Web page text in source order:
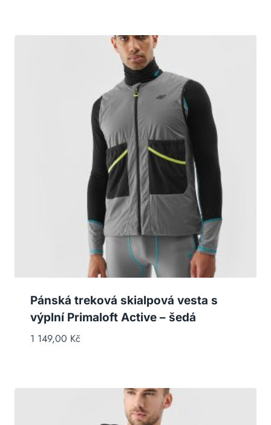
Pánská treková skialpová vesta s
výplní Primaloft Active – šedá
1 149,00 Kč